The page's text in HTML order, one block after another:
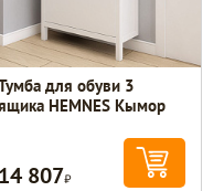
для обуви 3
HEMNES Кымор
14 807Р